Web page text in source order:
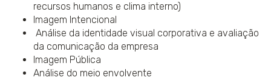
recursos humanos e clima interno)
Imagem Intencional
Análise da identidade visual corporativa e avaliação
da comunicação da empresa
Imagem Pública
Análise do meio envolvente